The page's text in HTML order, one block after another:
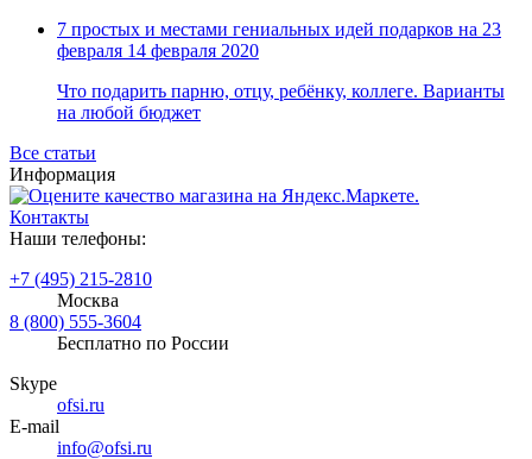
7 простых и местами гениальных идей подарков на 23
февраля 14 февраля 2020
Что подарить парню, отцу, ребёнку, коллеге. Варианты
на любой бюджет
Все статьи
Информация
Контакты
Наши телефоны:
+7 (495) 215-2810
Москва
8 (800) 555-3604
Бесплатно по России
Skype
ofsi.ru
E-mail
info@ofsi.ru